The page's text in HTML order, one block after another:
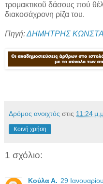
τρομακτικοῦ δάσους πού
διακοσάχρονη ρίζα του.
Πηγή:ΔΗΜΗΤΡΗΣ
Δρόμος ανοιχτός στις 11:24
Κοινή χρήση
1 σχόλιο:
Κούλα Α. 29